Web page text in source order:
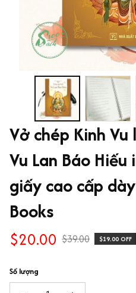
Vở chép Kinh
Vu Lan Báo
giấy cao cấp
Books
$20.00 $39.00 $19.00 OFF
Số lượng